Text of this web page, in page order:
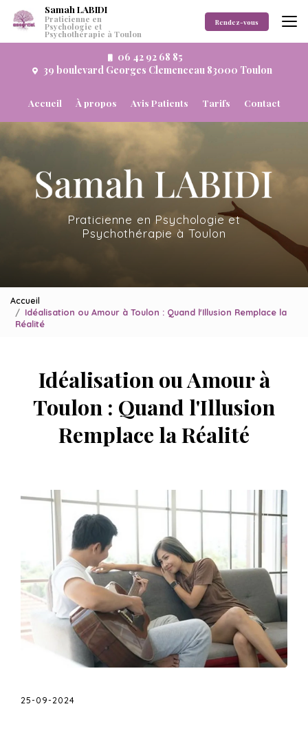
Aller
06 42 92 68 85
39 boulevard Georges Clemenceau 83000 Toulon
Accueil À propos Avis Patients Tarifs Contact
Samah LABIDI
Praticienne en
Psychologie et
Psychothérapie à Toulon
Rendez-vous
Praticienne en Psychologie et
Psychothérapie à Toulon
Accueil
Idéalisation ou Amour à Toulon : Quand l'Illusion Remplace la
Réalité
Idéalisation ou Amour à
Toulon : Quand l'Illusion
Remplace la Réalité
25-09-2024